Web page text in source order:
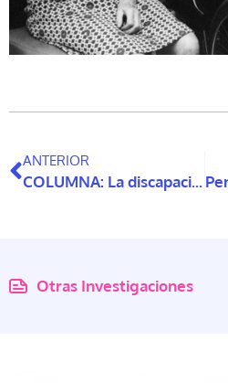
ANTERIOR
COLUMNA: La discapacidad también tiene rostro de mamá
Otras Investigaciones